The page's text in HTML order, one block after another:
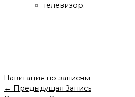
телевизор.
Навигация по записям
← Предыдущая Запись